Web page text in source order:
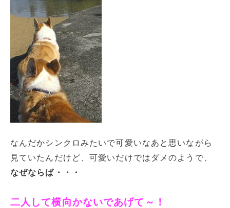
なんだかシンクロみたいで可愛いなあと思いながら
見ていたんだけど、可愛いだけではダメのようで、
なぜならば・・・
二人して横向かないであげて～！